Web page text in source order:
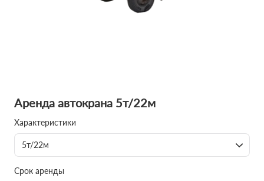
Аренда автокрана 5т/22м
Характеристики
5т/22м
Срок аренды